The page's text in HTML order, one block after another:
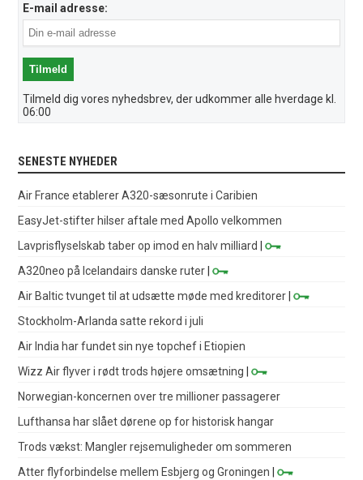
E-mail adresse:
Tilmeld dig vores nyhedsbrev, der udkommer alle hverdage kl.
06:00
SENESTE NYHEDER
Air France etablerer A320-sæsonrute i Caribien
EasyJet-stifter hilser aftale med Apollo velkommen
Lavprisflyselskab taber op imod en halv milliard
|
A320neo på Icelandairs danske ruter |
Air Baltic tvunget til at udsætte møde med kreditorer |
Stockholm-Arlanda satte rekord i juli
Air India har fundet sin nye topchef i Etiopien
Wizz Air flyver i rødt trods højere omsætning |
Norwegian-koncernen over tre millioner passagerer
Lufthansa har slået dørene op for historisk hangar
Trods vækst: Mangler rejsemuligheder om sommeren
Atter flyforbindelse mellem Esbjerg og Groningen |